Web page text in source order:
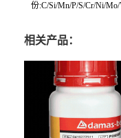
份:C/Si/Mn/P/S/Cr/Ni/
相关产品：